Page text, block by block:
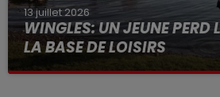
13 juillet 2026
WINGLES: UN JEUNE PERD
LA BASE DE LOISIRS
La victime a coulé à pic